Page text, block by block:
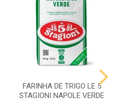
FARINHA DE TRIGO LE 5
STAGIONI NAPOLE VERDE